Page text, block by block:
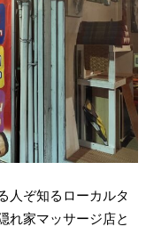
人ぞ知るローカルタ
れ家マッサージ店と